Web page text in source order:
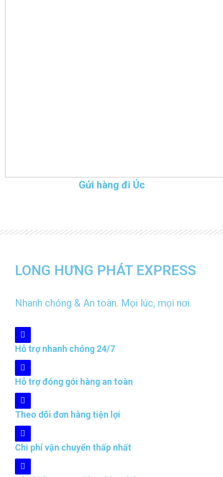
Gửi hàng đi Úc
LONG HƯNG PHÁT EXPRESS
Nhanh chóng & An toàn. Mọi lúc, mọi nơi.
Hỗ trợ nhanh chóng 24/7
Hỗ trợ đóng gói hàng an toàn
Theo dõi đơn hàng tiện lợi
Chi phí vận chuyển thấp nhất